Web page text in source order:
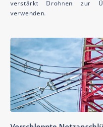
verstärkt Drohnen zur
verwenden.